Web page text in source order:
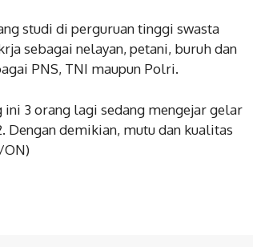
studi di perguruan tinggi swasta
sebagai nelayan, petani, buruh dan
PNS, TNI maupun Polri.
3 orang lagi sedang mengejar gelar
Dengan demikian, mutu dan kualitas
ON)